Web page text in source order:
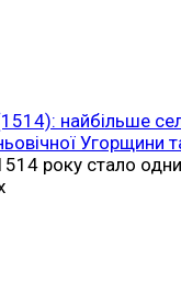
найбільше
Угорщини
року стало